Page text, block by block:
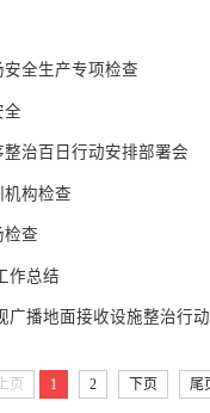
全生产专项检查
全
治百日行动安排部署会
构检查
检查
作总结
广播地面接收设施整治行动
页 1 2 下页 尾